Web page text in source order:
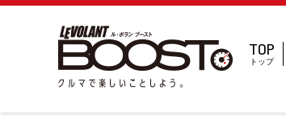
TOP
トップ